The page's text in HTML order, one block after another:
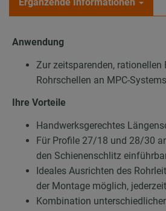
Ergänzende Informationen
Anwendung
Zur zeitsparenden, rationellen
Rohrschellen an MPC-
Ihre Vorteile
Handwerksgerechtes
Für Profile 27/18 und 28/30
den Schienenschlitz
Ideales Ausrichten des
der Montage möglich,
Kombination